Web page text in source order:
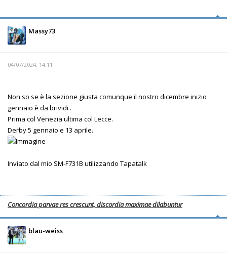
Massy73
04/07/2024, 14:11
Non so se è la sezione giusta comunque il nostro dicembre inizio
gennaio è da brividi .
Prima col Venezia ultima col Lecce.
Derby 5 gennaio e 13 aprile.
Inviato dal mio SM-F731B utilizzando Tapatalk
Concordia parvae res crescunt, discordia maximae dilabuntur
blau-weiss